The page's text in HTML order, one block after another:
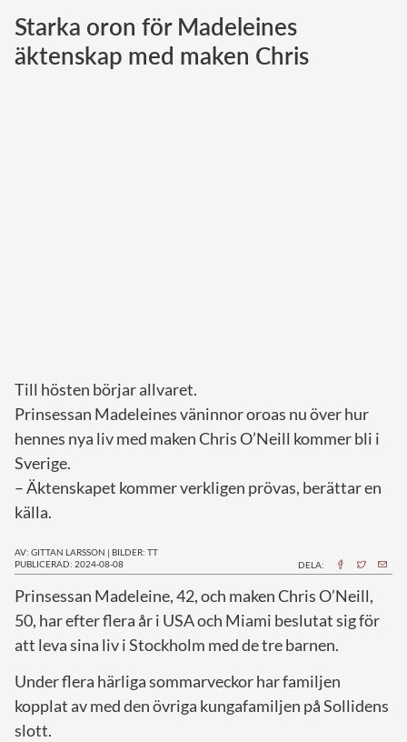
Norska kungahuset
Danska kungahuset
Starka oron för Madeleines
äktenskap med maken Chris
Till hösten börjar allvaret.
Prinsessan Madeleines väninnor oroas nu över hur
hennes nya liv med maken Chris O’Neill kommer bli i
Sverige.
– Äktenskapet kommer verkligen prövas, berättar en
källa.
AV: GITTAN LARSSON | BILDER: TT
PUBLICERAD: 2024-08-08
DELA:
Prinsessan Madeleine, 42, och maken Chris O’Neill,
50, har efter flera år i USA och Miami beslutat sig för
att leva sina liv i Stockholm med de tre barnen.
Under flera härliga sommarveckor har familjen
kopplat av med den övriga kungafamiljen på Sollidens
slott.